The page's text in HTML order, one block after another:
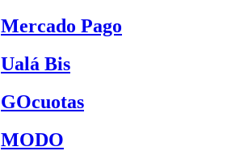
Mercado Pago
Ualá Bis
GOcuotas
MODO